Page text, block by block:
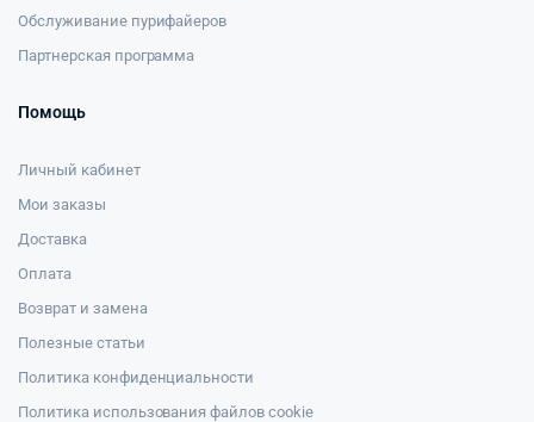
Обслуживание пурифайеров
Партнерская программа
Помощь
Личный кабинет
Мои заказы
Доставка
Оплата
Возврат и замена
Полезные статьи
Политика конфиденциальности
Политика использования файлов cookie